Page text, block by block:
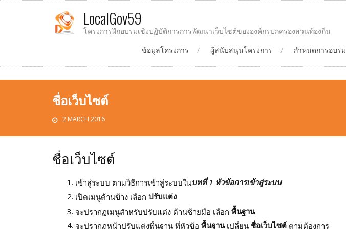
LocalGov59
โครงการฝึกอบรมเชิงปฏิบัติการการพัฒนาเว็บไซต์ขององค์กรปกครองส่วนท้องถิ่น
ข้อมูลโครงการ
ผู้สนับสนุนโครงการ กำหนดการอบรม
ชื่อเว็บไซต์
2 MARCH 2016
ชื่อเว็บไซต์
เข้าสู่ระบบ ตามวิธีการเข้าสู่ระบบในบทที่ 1 หัวข้อการเข้าสู่ระบบ
เปิดเมนูด้านข้าง เลือก ปรับแต่ง
จะปรากฏเมนูสำหรับปรับแต่ง ด้านซ้ายมือ เลือก พื้นฐาน
จะปรากฏหน้าปรับแต่งพื้นฐาน ที่หัวข้อ พื้นฐานเปลี่ยน ชื่อเว็บไซต์ ตามต้องการ